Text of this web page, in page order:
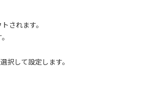
されます。
して設定します。